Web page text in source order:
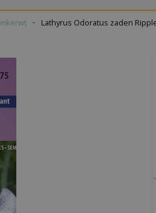
Lathyrus Odoratus zaden